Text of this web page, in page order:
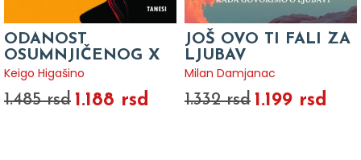
ODANOST
OSUMNJIČENOG X
Keigo Higašino
1.485 rsd 1.188 rsd
JOŠ OVO TI FALI ZA
LJUBAV
Milan Damjanac
1.332 rsd 1.199 rsd